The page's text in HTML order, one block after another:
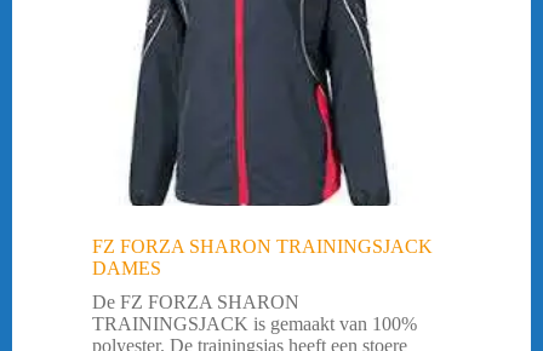
FZ FORZA SHARON TRAININGSJACK
DAMES
De FZ FORZA SHARON
TRAININGSJACK is gemaakt van 100%
polyester. De trainingsjas heeft een stoere